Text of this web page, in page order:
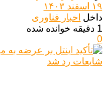
۱۹ اسفند ۱۴۰۳
داخل اخبار فناوری
1 دقیقه خوانده شده
0